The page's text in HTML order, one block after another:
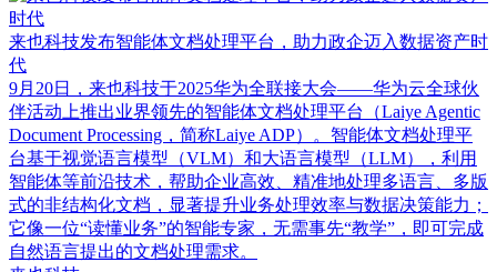
来也科技发布智能体文档处理平台，助力政企迈入数据资产时
代
9月20日，来也科技于2025华为全联接大会——华为云全球伙
伴活动上推出业界领先的智能体文档处理平台（Laiye Agentic
Document Processing，简称Laiye ADP）。智能体文档处理平
台基于视觉语言模型（VLM）和大语言模型（LLM），利用
智能体等前沿技术，帮助企业高效、精准地处理多语言、多版
式的非结构化文档，显著提升业务处理效率与数据决策能力；
它像一位“读懂业务”的智能专家，无需事先“教学”，即可完成
自然语言提出的文档处理需求。